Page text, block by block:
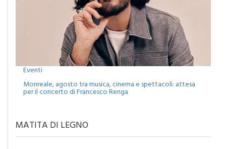
Eventi
Monreale, agosto tra musica, cinema e spettacoli: attesa
MATITA DI LEGNO